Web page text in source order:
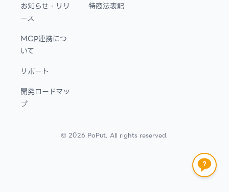
お知らせ・リリ
ース
MCP連携につ
いて
サポート
開発ロードマッ
プ
特商法表記
© 2026 PaPut. All rights reserved.